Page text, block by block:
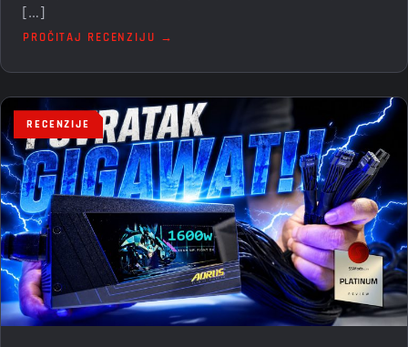
[…]
PROČITAJ RECENZIJU →
RECENZIJE